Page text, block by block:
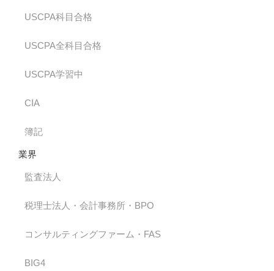
USCPA科目合格
USCPA全科目合格
USCPA学習中
CIA
簿記
業界
監査法人
税理士法人・会計事務所・BPO
コンサルティングファーム・FAS
BIG4